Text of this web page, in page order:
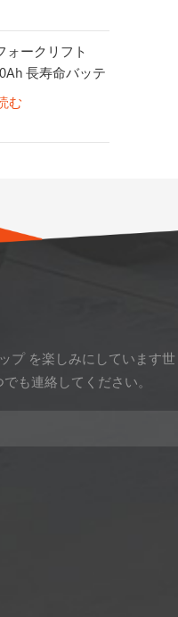
ォークリフト
長寿命バッテ
む
プ を楽しみにしています世
も連絡してください。